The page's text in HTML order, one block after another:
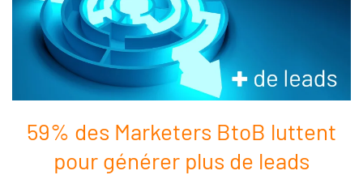
59% des Marketers BtoB luttent
pour générer plus de leads